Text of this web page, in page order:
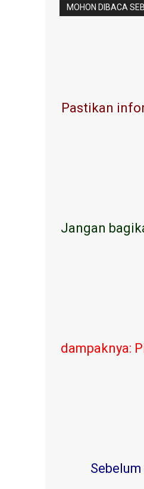
MOHON DIBACA
Pastikan
Jangan
dampaknya: